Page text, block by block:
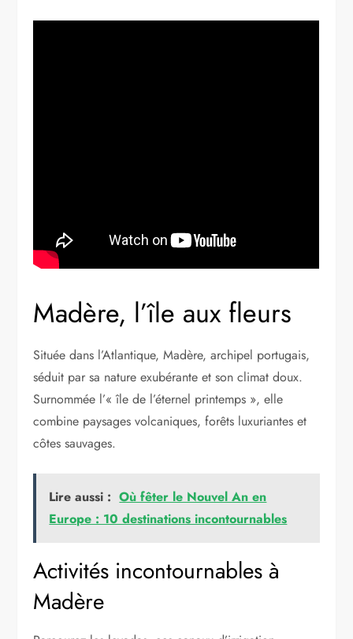
Madère, l’île aux fleurs
Située dans l’Atlantique, Madère, archipel portugais,
séduit par sa nature exubérante et son climat doux.
Surnommée l’« île de l’éternel printemps », elle
combine paysages volcaniques, forêts luxuriantes et
côtes sauvages.
Lire aussi : Où fêter le Nouvel An en
Europe : 10 destinations incontournables
Activités incontournables à
Madère